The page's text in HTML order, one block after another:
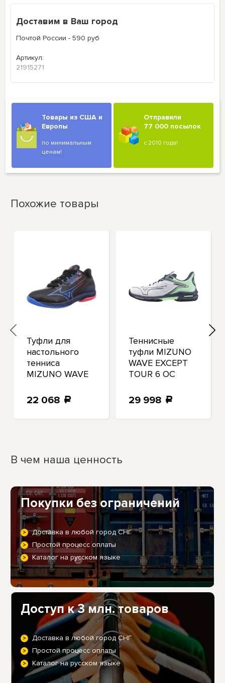
Доставим в Ваш город
Почтой России - 590 руб
Артикул:
21915271
Товары из США и
Европы
по минимальным
ценам!
Отправили
77 000 посылок
с 2010 года!
Похожие товары
Туфли для
настольного
тенниса
MIZUNO WAVE
черные
US10(28 см)
22 068 a
Теннисные
туфли MIZUNO
WAVE EXCEPT
TOUR 6 OC
61GB2472
29 998 a
В чем наша ценность
Покупки без ограничений
Доставка в любой город СНГ
Простой процесс оплаты
Каталог на русском языке
Доступ к 3 млн. товаров
Доставка в любой город СНГ
Простой процесс оплаты
Каталог на русском языке